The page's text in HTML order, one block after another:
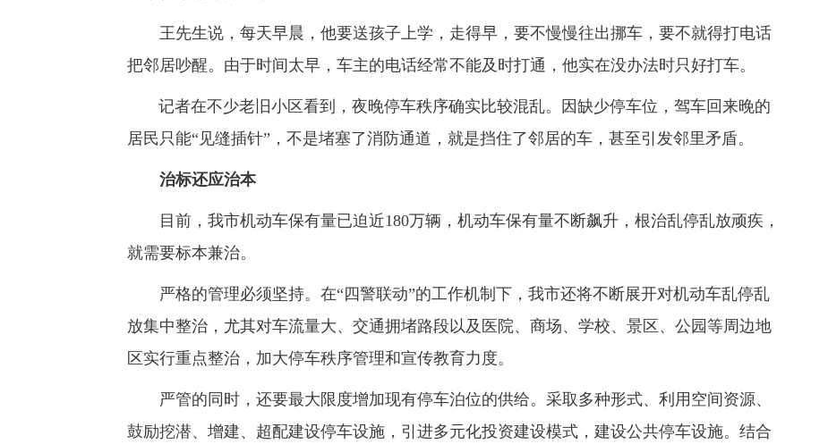
王先生说，每天早晨，他要送孩子上学，走得早，要不慢慢往出挪车，要不就得打电话
把邻居吵醒。由于时间太早，车主的电话经常不能及时打通，他实在没办法时只好打车。
记者在不少老旧小区看到，夜晚停车秩序确实比较混乱。因缺少停车位，驾车回来晚的
居民只能“见缝插针”，不是堵塞了消防通道，就是挡住了邻居的车，甚至引发邻里矛盾。
治标还应治本
目前，我市机动车保有量已迫近180万辆，机动车保有量不断飙升，根治乱停乱放顽疾，
就需要标本兼治。
严格的管理必须坚持。在“四警联动”的工作机制下，我市还将不断展开对机动车乱停乱
放集中整治，尤其对车流量大、交通拥堵路段以及医院、商场、学校、景区、公园等周边地
区实行重点整治，加大停车秩序管理和宣传教育力度。
严管的同时，还要最大限度增加现有停车泊位的供给。采取多种形式、利用空间资源、
鼓励挖潜、增建、超配建设停车设施，引进多元化投资建设模式，建设公共停车设施。结合